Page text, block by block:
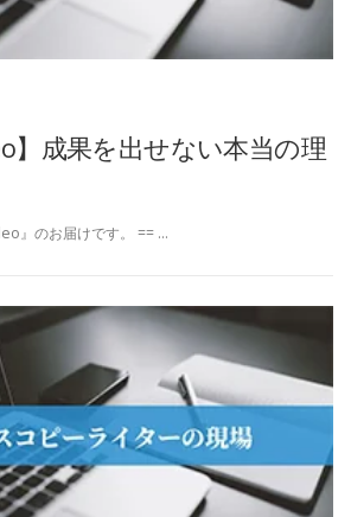
】成果を出せない本当の理
』のお届けです。 == …